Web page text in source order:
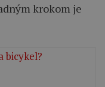
krokom je